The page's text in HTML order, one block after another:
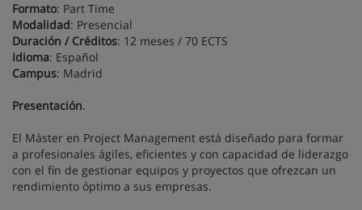
Formato: Part Time
Modalidad: Presencial
Duración / Créditos: 12 meses / 70 ECTS
Idioma: Español
Campus: Madrid
Presentación.
El Máster en Project Management está diseñado para formar
a profesionales ágiles, eficientes y con capacidad de liderazgo
con el fin de gestionar equipos y proyectos que ofrezcan un
rendimiento óptimo a sus empresas.